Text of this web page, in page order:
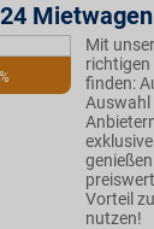
Mietwagen
Mit
finden:
Auswahl
Vorteil
nutzen!